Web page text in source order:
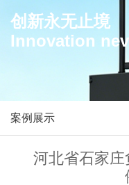
创新永无止境
Innovation
案例展示
河北省石家